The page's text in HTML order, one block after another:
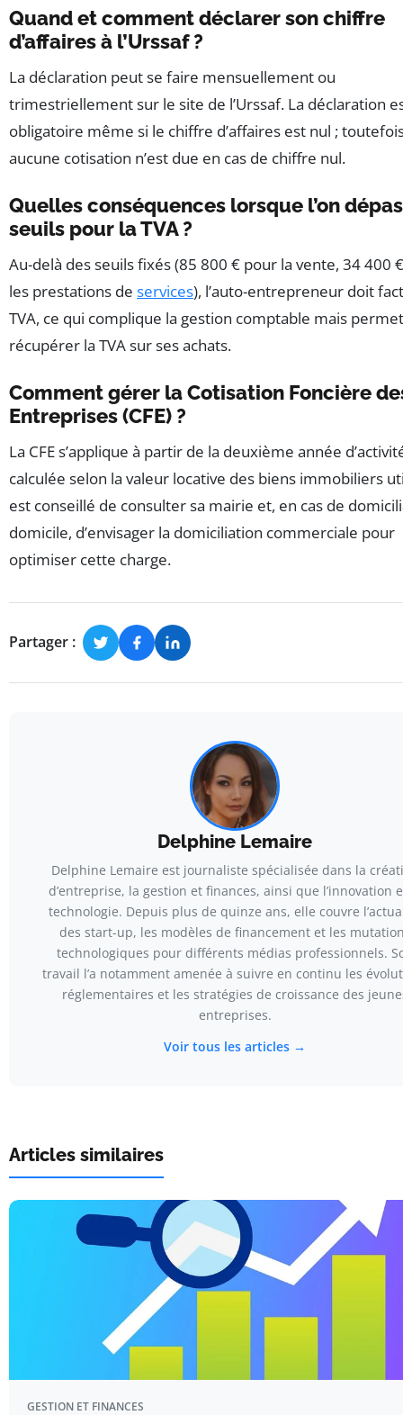
Quand et comment déclarer son chiffre
d’affaires à l’Urssaf ?
La déclaration peut se faire mensuellement ou
trimestriellement sur le site de l’Urssaf. La déclaration
obligatoire même si le chiffre d’affaires est nul ;
aucune cotisation n’est due en cas de chiffre nul.
Quelles conséquences lorsque l’on
seuils pour la TVA ?
Au-delà des seuils fixés (85 800 € pour la vente, 34 400
les prestations de services), l’auto-entrepreneur doit
TVA, ce qui complique la gestion comptable mais
récupérer la TVA sur ses achats.
Comment gérer la Cotisation Foncière
Entreprises (CFE) ?
La CFE s’applique à partir de la deuxième année
calculée selon la valeur locative des biens immobiliers
est conseillé de consulter sa mairie et, en cas de
domicile, d’envisager la domiciliation commerciale pour
optimiser cette charge.
Partager :
Delphine Lemaire
Delphine Lemaire est journaliste spécialisée dans la
d’entreprise, la gestion et finances, ainsi que l’innovation
technologie. Depuis plus de quinze ans, elle couvre
des start-up, les modèles de financement et les
technologiques pour différents médias professionnels.
travail l’a notamment amenée à suivre en continu les
réglementaires et les stratégies de croissance des
entreprises.
Voir tous les articles →
Articles similaires
GESTION ET FINANCES